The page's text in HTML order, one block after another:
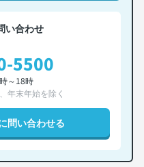
い合わせ
5500
～18時
年末年始を除く
問い合わせる